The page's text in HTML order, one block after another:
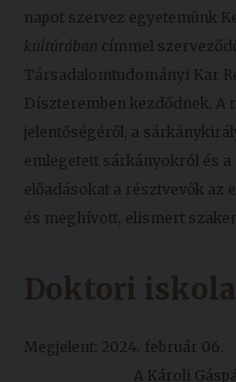
napot szervez egyetemünk
kultúrában címmel
Társadalomtudományi Kar
Díszteremben kezdődnek. A
jelentőségéről, a
emlegetett sárkányokról és
előadásokat a résztvevők az
és meghívott, elismert
Doktori
Megjelent: 2024. február 06.
A Károli